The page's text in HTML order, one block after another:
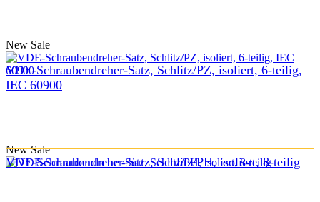
New Sale
VDE-Schraubendreher-Satz, Schlitz/PZ, isoliert, 6-teilig,
IEC 60900
New Sale
VDE-Schraubendreher-Satz, Schlitz/PH, isoliert, 8-teilig